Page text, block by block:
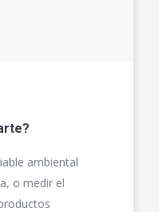
ambiental
o medir el